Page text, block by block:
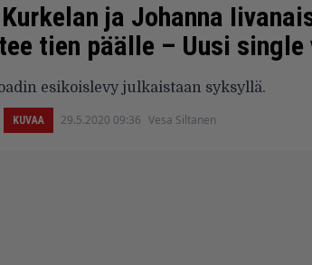
ja Johanna
tien päälle – Uusi
esikoislevy julkaistaan syksyllä.
KUVAA 29.5.2020 09:36 Vesa Siltanen